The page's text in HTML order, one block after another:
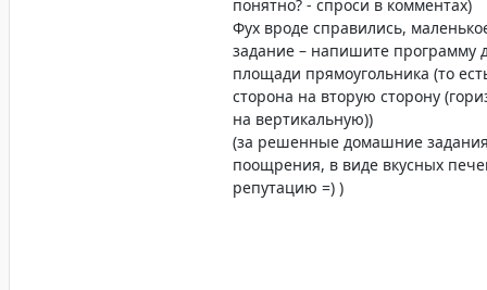
пишите код) вместо русского
какие-то крякозябли, если
используете вместо русских
английские, пример - (p/\olllaDb
)}
readln; // нужно что бы наша
закрывалась сразу после запуска
End.
понятно? - спроси в комментах)
Фух вроде справились,
задание – напишите программу
площади прямоугольника (то
сторона на вторую сторону
на вертикальную))
(за решенные домашние
поощрения, в виде вкусных
репутацию =) )